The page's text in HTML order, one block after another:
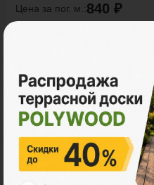
Цена за пог. м.:840 ₽
Итого заказ
В корзину